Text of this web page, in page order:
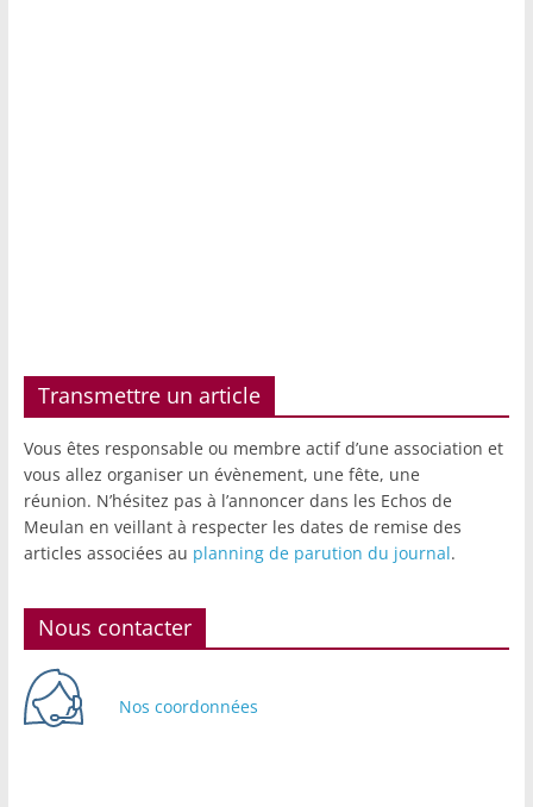
Transmettre un article
Vous êtes responsable ou membre actif d’une association et
vous allez organiser un évènement, une fête, une
réunion. N’hésitez pas à l’annoncer dans les Echos de
Meulan en veillant à respecter les dates de remise des
articles associées au planning de parution du journal.
Nous contacter
Nos coordonnées